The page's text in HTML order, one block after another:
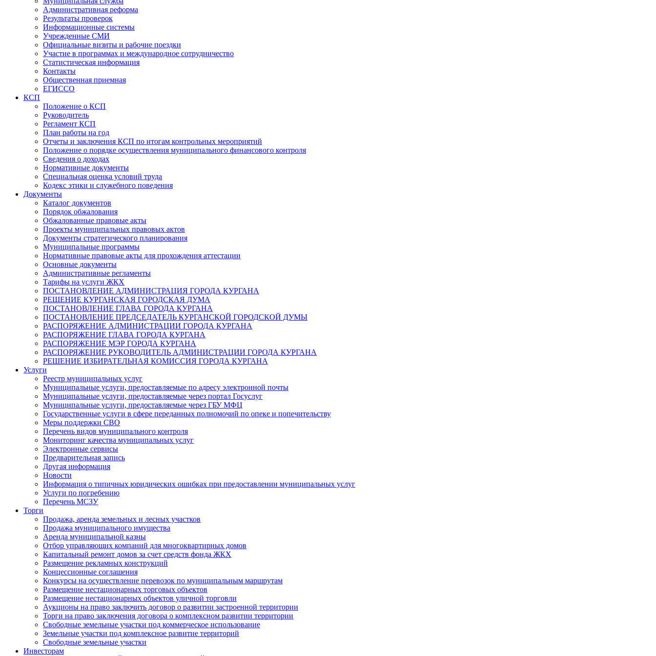
Административная реформа
Результаты проверок
Информационные системы
Учрежденные СМИ
Официальные визиты и рабочие поездки
Участие в программах и международное сотрудничество
Статистическая информация
Контакты
Общественная приемная
ЕГИССО
КСП
Положение о КСП
Руководитель
Регламент КСП
План работы на год
Отчеты и заключения КСП по итогам контрольных мероприятий
Положение о порядке осуществления муниципального финансового контроля
Сведения о доходах
Нормативные документы
Специальная оценка условий труда
Кодекс этики и служебного поведения
Документы
Каталог документов
Порядок обжалования
Обжалованные правовые акты
Проекты муниципальных правовых актов
Документы стратегического планирования
Муниципальные программы
Нормативные правовые акты для прохождения аттестации
Основные документы
Административные регламенты
Тарифы на услуги ЖКХ
ПОСТАНОВЛЕНИЕ АДМИНИСТРАЦИЯ ГОРОДА КУРГАНА
РЕШЕНИЕ КУРГАНСКАЯ ГОРОДСКАЯ ДУМА
ПОСТАНОВЛЕНИЕ ГЛАВА ГОРОДА КУРГАНА
ПОСТАНОВЛЕНИЕ ПРЕДСЕДАТЕЛЬ КУРГАНСКОЙ ГОРОДСКОЙ ДУМЫ
РАСПОРЯЖЕНИЕ АДМИНИСТРАЦИИ ГОРОДА КУРГАНА
РАСПОРЯЖЕНИЕ ГЛАВА ГОРОДА КУРГАНА
РАСПОРЯЖЕНИЕ МЭР ГОРОДА КУРГАНА
РАСПОРЯЖЕНИЕ РУКОВОДИТЕЛЬ АДМИНИСТРАЦИИ ГОРОДА КУРГАНА
РЕШЕНИЕ ИЗБИРАТЕЛЬНАЯ КОМИССИЯ ГОРОДА КУРГАНА
Услуги
Реестр муниципальных услуг
Муниципальные услуги, предоставляемые по адресу электронной почты
Муниципальные услуги, предоставляемые через портал Госуслуг
Муниципальные услуги, предоставляемые через ГБУ МФЦ
Государственные услуги в сфере переданных полномочий по опеке и попечительству
Меры поддержки СВО
Перечень видов муниципального контроля
Мониторинг качества муниципальных услуг
Электронные сервисы
Предварительная запись
Другая информация
Новости
Информация о типичных юридических ошибках при предоставлении муниципальных услуг
Услуги по погребению
Перечень МСЗУ
Торги
Продажа, аренда земельных и лесных участков
Продажа муниципального имущества
Аренда муниципальной казны
Отбор управляющих компаний для многоквартирных домов
Капитальный ремонт домов за счет средств фонда ЖКХ
Размещение рекламных конструкций
Концессионные соглашения
Конкурсы на осуществление перевозок по муниципальным маршрутам
Размещение нестационарных торговых объектов
Размещение нестационарных объектов уличной торговли
Аукционы на право заключить договор о развитии застроенной территории
Торги на право заключения договора о комплексном развитии территории
Свободные земельные участки под коммерческое использование
Земельные участки под комплексное развитие территорий
Свободные земельные участки
Инвесторам